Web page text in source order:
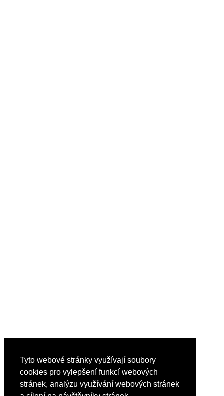
Tyto webové stránky využívají soubory
cookies pro vylepšení funkcí webových
stránek, analýzu využívání webových stránek